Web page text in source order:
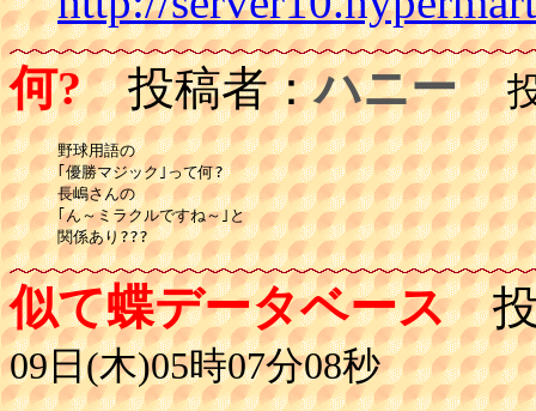
何?投稿者：ハニー 投
野球用語の
｢優勝マジック｣って何?
長嶋さんの
｢ん～ミラクルですね～｣と
関係あり???
似て蝶データベース投
09日(木)05時07分08秒